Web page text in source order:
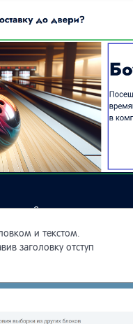
и текстом.
заголовку отступ